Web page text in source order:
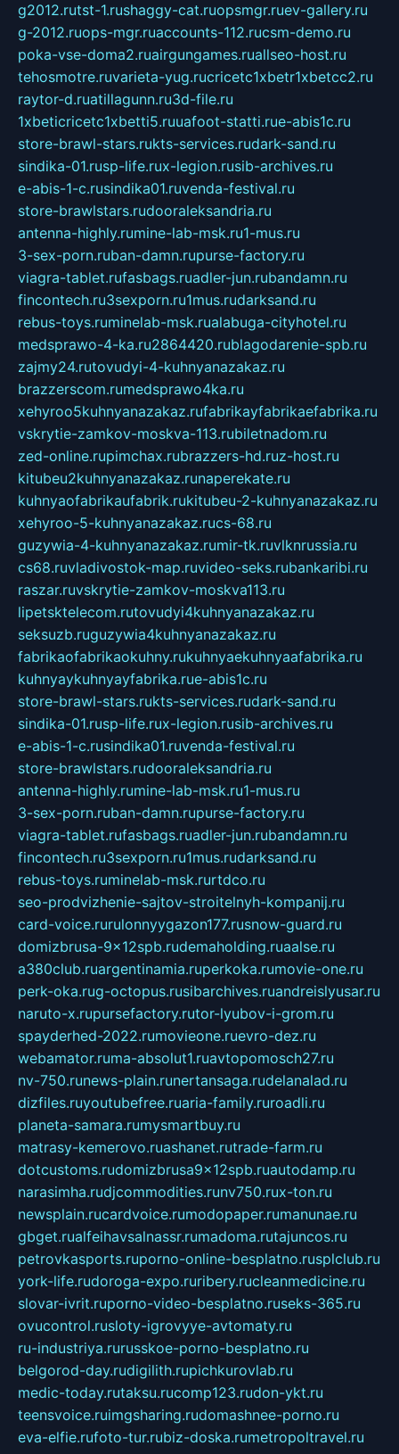
g2012.rutst-1.rushaggy-cat.ruopsmgr.ruev-gallery.ru
g-2012.ruops-mgr.ruaccounts-112.rucsm-demo.ru
poka-vse-doma2.ruairgungames.ruallseo-host.ru
tehosmotre.ruvarieta-yug.rucricetc1xbetr1xbetcc2.ru
raytor-d.ruatillagunn.ru3d-file.ru
1xbeticricetc1xbetti5.ruuafoot-statti.rue-abis1c.ru
store-brawl-stars.rukts-services.rudark-sand.ru
sindika-01.rusp-life.rux-legion.rusib-archives.ru
e-abis-1-c.rusindika01.ruvenda-festival.ru
store-brawlstars.rudooraleksandria.ru
antenna-highly.rumine-lab-msk.ru1-mus.ru
3-sex-porn.ruban-damn.rupurse-factory.ru
viagra-tablet.rufasbags.ruadler-jun.rubandamn.ru
fincontech.ru3sexporn.ru1mus.rudarksand.ru
rebus-toys.ruminelab-msk.rualabuga-cityhotel.ru
medsprawo-4-ka.ru2864420.rublagodarenie-spb.ru
zajmy24.rutovudyi-4-kuhnyanazakaz.ru
brazzerscom.rumedsprawo4ka.ru
xehyroo5kuhnyanazakaz.rufabrikayfabrikaefabrika.ru
vskrytie-zamkov-moskva-113.rubiletnadom.ru
zed-online.rupimchax.rubrazzers-hd.ruz-host.ru
kitubeu2kuhnyanazakaz.runaperekate.ru
kuhnyaofabrikaufabrik.rukitubeu-2-kuhnyanazakaz.ru
xehyroo-5-kuhnyanazakaz.rucs-68.ru
guzywia-4-kuhnyanazakaz.rumir-tk.ruvlknrussia.ru
cs68.ruvladivostok-map.ruvideo-seks.rubankaribi.ru
raszar.ruvskrytie-zamkov-moskva113.ru
lipetsktelecom.rutovudyi4kuhnyanazakaz.ru
seksuzb.ruguzywia4kuhnyanazakaz.ru
fabrikaofabrikaokuhny.rukuhnyaekuhnyaafabrika.ru
kuhnyaykuhnyayfabrika.rue-abis1c.ru
store-brawl-stars.rukts-services.rudark-sand.ru
sindika-01.rusp-life.rux-legion.rusib-archives.ru
e-abis-1-c.rusindika01.ruvenda-festival.ru
store-brawlstars.rudooraleksandria.ru
antenna-highly.rumine-lab-msk.ru1-mus.ru
3-sex-porn.ruban-damn.rupurse-factory.ru
viagra-tablet.rufasbags.ruadler-jun.rubandamn.ru
fincontech.ru3sexporn.ru1mus.rudarksand.ru
rebus-toys.ruminelab-msk.rurtdco.ru
seo-prodvizhenie-sajtov-stroitelnyh-kompanij.ru
card-voice.rurulonnyygazon177.rusnow-guard.ru
domizbrusa-9x12spb.rudemaholding.ruaalse.ru
a380club.ruargentinamia.ruperkoka.rumovie-one.ru
perk-oka.rug-octopus.rusibarchives.ruandreislyusar.ru
naruto-x.rupursefactory.rutor-lyubov-i-grom.ru
spayderhed-2022.rumovieone.ruevro-dez.ru
webamator.ruma-absolut1.ruavtopomosch27.ru
nv-750.runews-plain.runertansaga.rudelanalad.ru
dizfiles.ruyoutubefree.ruaria-family.ruroadli.ru
planeta-samara.rumysmartbuy.ru
matrasy-kemerovo.ruashanet.rutrade-farm.ru
dotcustoms.rudomizbrusa9x12spb.ruautodamp.ru
narasimha.rudjcommodities.runv750.rux-ton.ru
newsplain.rucardvoice.rumodopaper.rumanunae.ru
gbget.rualfeihavsalnassr.rumadoma.rutajuncos.ru
petrovkasports.ruporno-online-besplatno.rusplclub.ru
york-life.rudoroga-expo.ruribery.rucleanmedicine.ru
slovar-ivrit.ruporno-video-besplatno.ruseks-365.ru
ovucontrol.rusloty-igrovyye-avtomaty.ru
ru-industriya.rurusskoe-porno-besplatno.ru
belgorod-day.rudigilith.rupichkurovlab.ru
medic-today.rutaksu.rucomp123.rudon-ykt.ru
teensvoice.ruimgsharing.rudomashnee-porno.ru
eva-elfie.rufoto-tur.rubiz-doska.rumetropoltravel.ru